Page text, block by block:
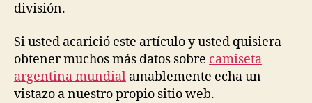
división.
Si usted acarició este artículo y usted quisiera
obtener muchos más datos sobre camiseta
argentina mundial amablemente echa un
vistazo a nuestro propio sitio web.